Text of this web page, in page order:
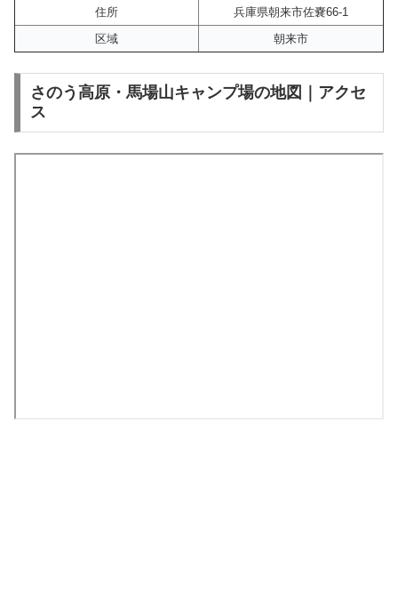
住所
兵庫県朝来市佐嚢66-1
区域
朝来市
さのう高原・馬場山キャンプ場の地図｜アクセ
ス